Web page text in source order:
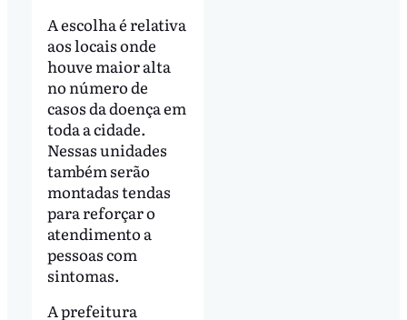
A escolha é relativa
aos locais onde
houve maior alta
no número de
casos da doença em
toda a cidade.
Nessas unidades
também serão
montadas tendas
para reforçar o
atendimento a
pessoas com
sintomas.
A prefeitura